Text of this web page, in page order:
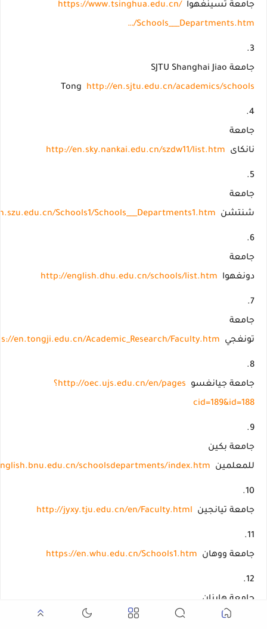
جامعة تسينغهوا https://www.tsinghua.edu.cn/
…/Schools___Departments.htm
جامعة SJTU Shanghai Jiao
Tong http://en.sjtu.edu.cn/academics/schools
جامعة
نانكاى http://en.sky.nankai.edu.cn/szdw11/list.htm
جامعة
شنتشن Schools1/Schools___Departments1.htm
جامعة
دونغهوا http://english.dhu.edu.cn/schools/list.htm
جامعة
تونغجي en.tongji.edu.cn/Academic_Research/Faculty.htm
جامعة جيانغسو
http://oec.ujs.edu.cn/en/pages؟
cid=189&id=188
جامعة بكين
للمعلمين schoolsdepartments/index.htm
جامعة تيانجين http://jyxy.tju.edu.cn/en/Faculty.html
جامعة ووهان https://en.whu.edu.cn/Schools1.htm
جامعة هاينان
للمعلمين
html/2017/szdw_0223/5977.html